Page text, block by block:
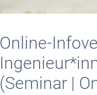
Online-
(Seminar |